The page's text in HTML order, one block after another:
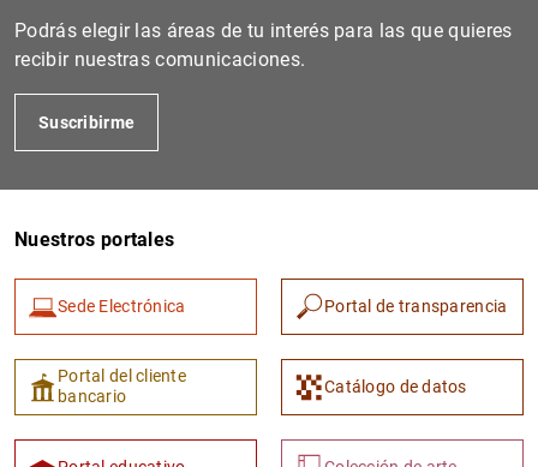
Podrás elegir las áreas de tu interés para las que quieres
recibir nuestras comunicaciones.
Suscribirme
Nuestros portales
Sede Electrónica Portal de transparencia
Portal del cliente
bancario
Catálogo de datos